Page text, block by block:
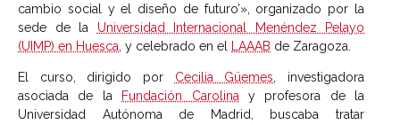
cambio social y el diseño de futuro’», organizado por la
sede de la Universidad Internacional Menéndez Pelayo
(UIMP) en Huesca , y celebrado en el LAAAB de Zaragoza.
El curso, dirigido por Cecilia Güemes, investigadora
asociada de la
Fundación Carolinay profesora de la
Universidad Autónoma de Madrid, buscaba tratar